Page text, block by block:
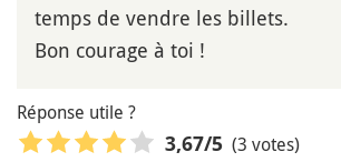
temps de vendre les billets.
Bon courage à toi !
Réponse utile ?
3,67/5 (3 votes)